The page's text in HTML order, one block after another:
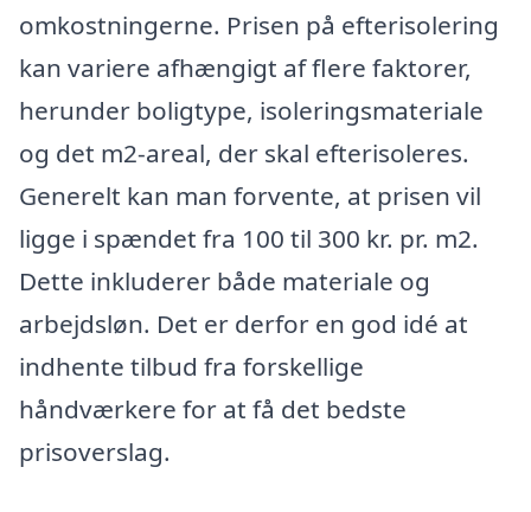
omkostningerne. Prisen på efterisolering
kan variere afhængigt af flere faktorer,
herunder boligtype, isoleringsmateriale
og det m2-areal, der skal efterisoleres.
Generelt kan man forvente, at prisen vil
ligge i spændet fra 100 til 300 kr. pr. m2.
Dette inkluderer både materiale og
arbejdsløn. Det er derfor en god idé at
indhente tilbud fra forskellige
håndværkere for at få det bedste
prisoverslag.